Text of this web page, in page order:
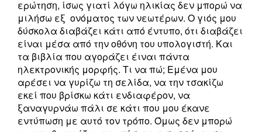
ερώτηση, ίσως γιατί λόγω ηλικίας δεν μπορώ να
μιλήσω εξ ονόματος των νεωτέρων. Ο γιός μου
δύσκολα διαβάζει κάτι από έντυπο, ότι διαβάζει
είναι μέσα από την οθόνη του υπολογιστή. Και
τα βιβλία που αγοράζει έιναι πάντα
ηλεκτρονικής μορφής. Τι να πώ; Εμένα μου
αρέσει να γυρίζω τη σελίδα, να την τσακίζω
εκεί που βρίσκω κάτι ενδιαφέρον, να
ξαναγυρνάω πάλι σε κάτι που μου έκανε
εντύπωση με αυτό τον τρόπο. Όμως δεν μπορώ